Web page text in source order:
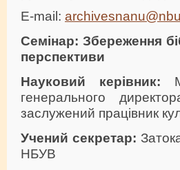
E-mail:
Семінар: Збереження
перспективи
Науковий керівник:
генерального
заслужений працівник
Учений секретар:
НБУВ